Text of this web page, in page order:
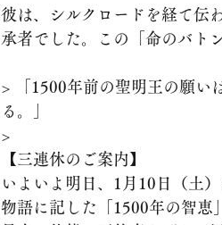
彼は、シルクロードを経て伝
承者でした。この「命のバト
> 「1500年前の聖明王の願い
る。」
>
【三連休のご案内】
いよいよ明日、1月10日（土
物語に記した「1500年の智恵